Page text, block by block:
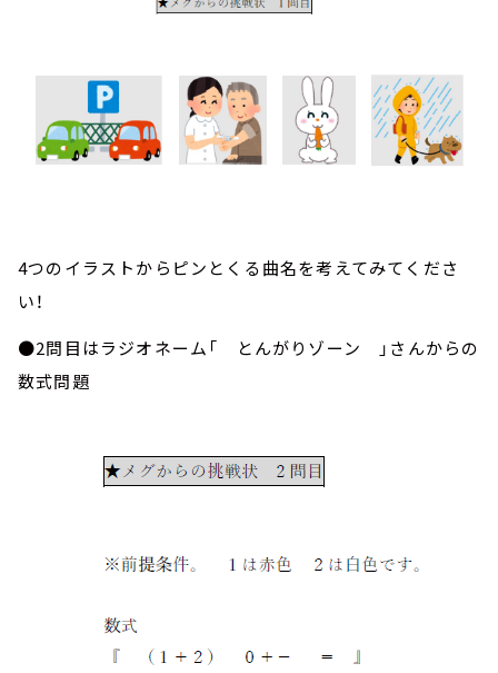
4つのイラストからピンとくる曲名を考えてみてくださ
い！
●2問目はラジオネーム「 とんがりゾーン 」さんからの
数式問題